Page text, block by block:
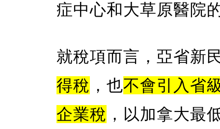
症中心和大草原醫院
就稅項而言，亞省新
得稅 ，也不會引入省
企業稅 ，以加拿大最